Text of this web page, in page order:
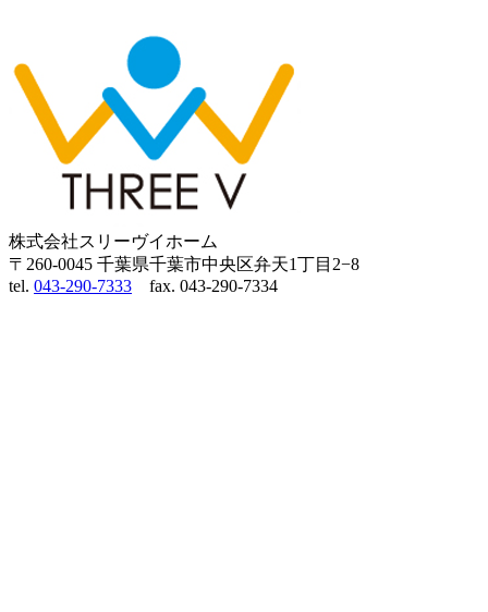
株式会社スリーヴイホーム
〒260-0045 千葉県千葉市中央区弁天1丁目2−8
tel. 043-290-7333 fax. 043-290-7334